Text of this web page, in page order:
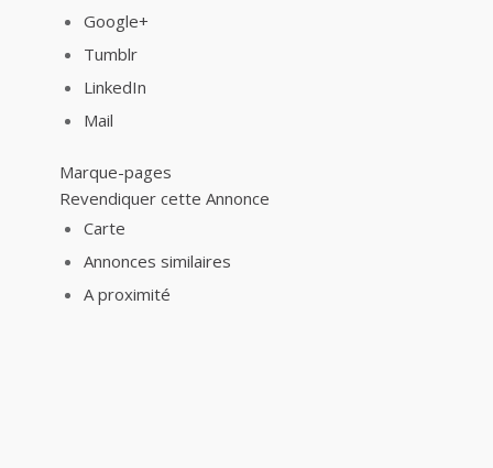
Google+
Tumblr
LinkedIn
Mail
Marque-pages
Revendiquer cette Annonce
Carte
Annonces similaires
A proximité